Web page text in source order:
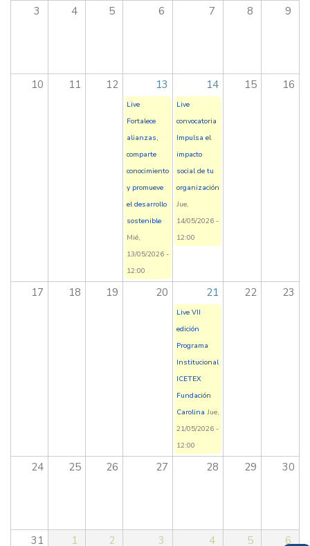
3 4 5 6 7 8 9
10 11 12 13 14 15 16
Live
Fortalece
alianzas,
comparte
conocimiento
y promueve
el desarrollo
sostenible
Mié,
13/05/2026 -
12:00
Live
convocatoria
Impulsa el
impacto
social de tu
organización
Jue,
14/05/2026 -
12:00
17 18 19 20 21 22 23
Live VII
edición
Programa
Institucional
ICETEX
Fundación
Carolina Jue,
21/05/2026 -
12:00
24 25 26 27 28 29 30
31 1 2 3 4 5 6